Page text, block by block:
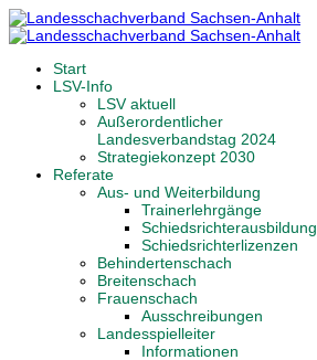
Start
LSV-Info
LSV aktuell
Außerordentlicher
Landesverbandstag 2024
Strategiekonzept 2030
Referate
Aus- und Weiterbildung
Trainerlehrgänge
Schiedsrichterausbildung
Schiedsrichterlizenzen
Behindertenschach
Breitenschach
Frauenschach
Ausschreibungen
Landesspielleiter
Informationen